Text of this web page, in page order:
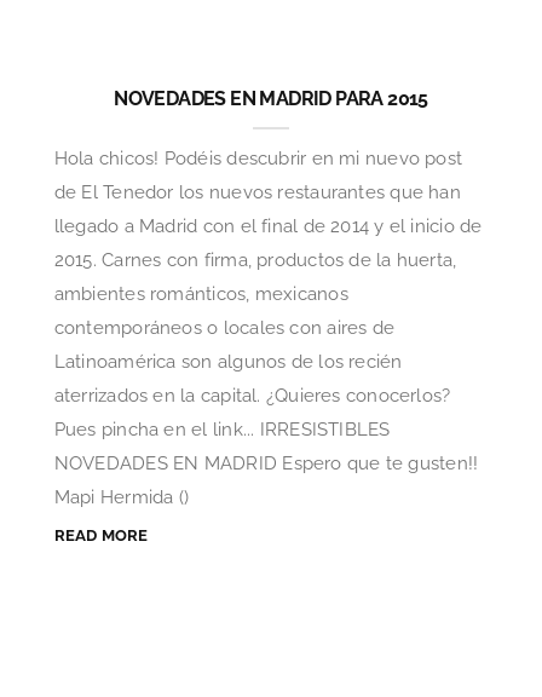
NOVEDADES EN MADRID PARA 2015
Hola chicos! Podéis descubrir en mi nuevo post
de El Tenedor los nuevos restaurantes que han
llegado a Madrid con el final de 2014 y el inicio de
2015. Carnes con firma, productos de la huerta,
ambientes románticos, mexicanos
contemporáneos o locales con aires de
Latinoamérica son algunos de los recién
aterrizados en la capital. ¿Quieres conocerlos?
Pues pincha en el link... IRRESISTIBLES
NOVEDADES EN MADRID Espero que te gusten!!
Mapi Hermida ()
READ MORE